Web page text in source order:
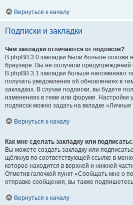
Вернуться к началу
Подписки и закладки
Чем закладки отличаются от подписок?
В phpBB 3.0 закладки были больше похожи
браузере. Вы не получали
В phpBB 3.1 закладки больше напоминают
получать уведомления об обновлениях в
закладках. В случае подписки, вы будете
изменениях в теме или форуме. Настройки
подписок можно задать на вкладке
Вернуться к началу
Как мне сделать закладку или
Вы можете создать закладку или
щёлкнув по соответствующей ссылке в
которое находится в верхней и нижней
Отметив галочкой пункт «Сообщать мне о
отправке сообщения, вы также
Вернуться к началу